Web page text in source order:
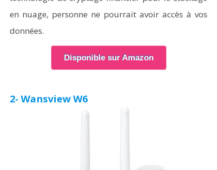
en nuage, personne ne pourrait avoir accès à vos
données.
Disponible sur Amazon
2- Wansview W6